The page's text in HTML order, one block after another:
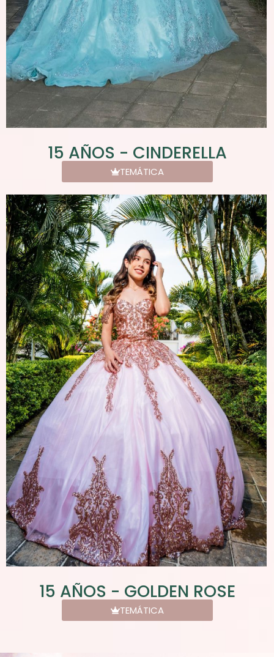
15 AÑOS - CINDERELLA
TEMÁTICA
15 AÑOS - GOLDEN ROSE
TEMÁTICA